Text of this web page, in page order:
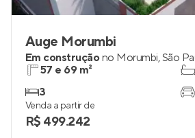
Auge Morumbi
Em construçãono Morumbi,São
57 e 69 m²
3
Venda a partir de
R$ 499.242